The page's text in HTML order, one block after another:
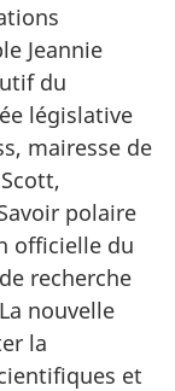
Jeannie
du
législative
mairesse de
polaire
officielle du
recherche
nouvelle
la
et